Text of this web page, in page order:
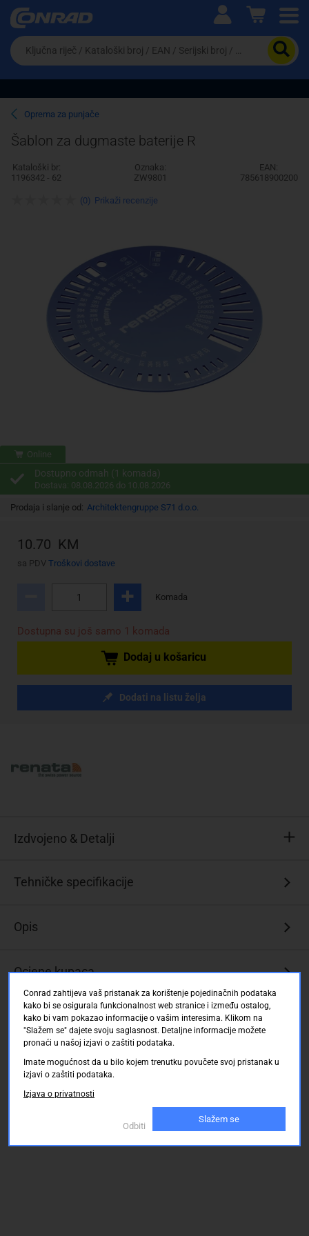
Ova postavka prilagođava asortiman proizvoda i
cijene vašim potrebama.
Pravno lice
Da
biste
potražili
proizvod,
unesite
ključnu
riječ,
kataloški
broj,
EAN
ili
Oprema za punjače
Šablon za dugmaste baterije R
Kataloški br:
1196342 - 62
Oznaka:
ZW9801
EAN:
785618900200
Online
Dostupno odmah (1 komada)
Dostava: 08.08.2026 do 10.08.2026
Prodaja i slanje od: Architektengruppe S71 d.o.o.
10.70 KM
sa PDV Troškovi dostave
Komada
Dostupna su još samo 1 komada
Dodaj u košaricu
Dodati na listu želja
(0) Prikaži recenzije
Izdvojeno & Detalji
41
Ušica
ili
Tehničke specifikacije
Opis
Ocjene kupaca
Conrad zahtijeva vaš pristanak za korištenje pojedinačnih podataka
kako bi se osigurala funkcionalnost web stranice i između ostalog,
kako bi vam pokazao informacije o vašim interesima. Klikom na
"Slažem se" dajete svoju saglasnost. Detaljne informacije možete
pronaći u našoj izjavi o zaštiti podataka.
Imate mogućnost da u bilo kojem trenutku povučete svoj pristanak u
izjavi o zaštiti podataka.
Izjava o privatnosti
Odbiti
Slažem se